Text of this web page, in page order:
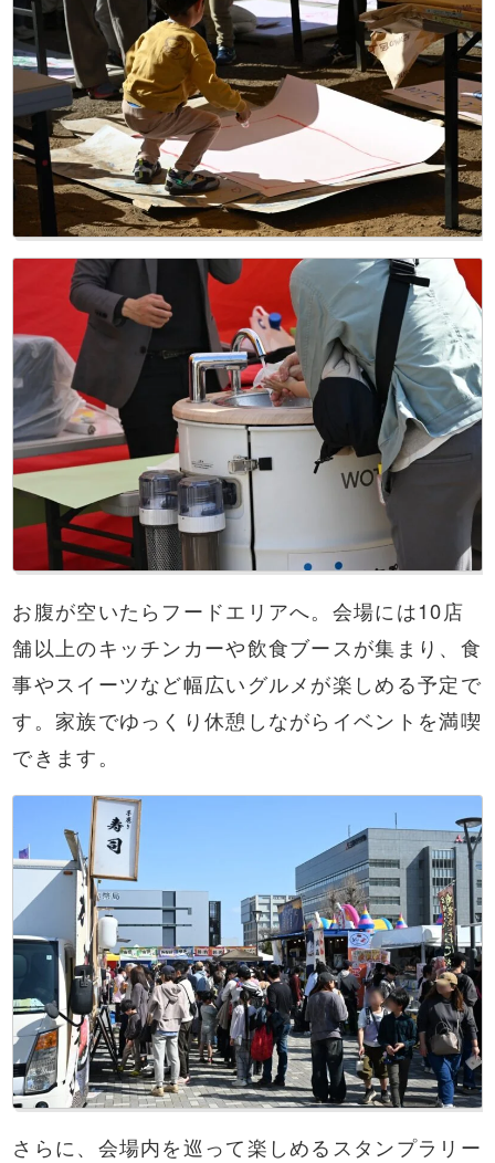
お腹が空いたらフードエリアへ。会場には10店
舗以上のキッチンカーや飲食ブースが集まり、食
事やスイーツなど幅広いグルメが楽しめる予定で
す。家族でゆっくり休憩しながらイベントを満喫
できます。
さらに、会場内を巡って楽しめるスタンプラリー